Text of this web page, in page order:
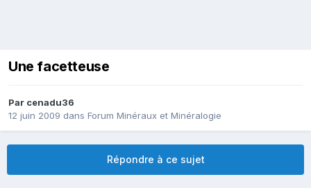
Une facetteuse
Par cenadu36
12 juin 2009 dans Forum Minéraux et Minéralogie
Répondre à ce sujet